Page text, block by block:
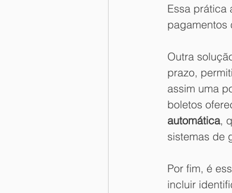
Essa prática
pagamentos
Outra
prazo,
assim uma
boletos
automática,
sistemas de
Por fim, é
incluir